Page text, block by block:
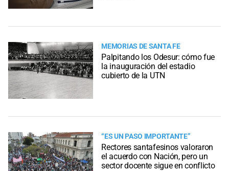
MEMORIAS DE SANTA FE
Palpitando los Odesur: cómo fue
la inauguración del estadio
cubierto de la UTN
“ES UN PASO IMPORTANTE”
Rectores santafesinos valoraron
el acuerdo con Nación, pero un
sector docente sigue en conflicto